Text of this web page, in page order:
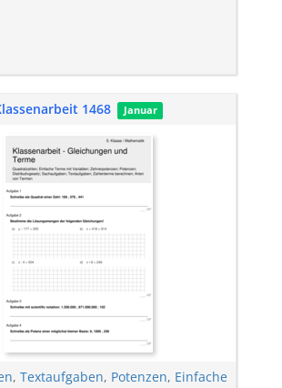
1468 Januar
, Textaufgaben, Potenzen, Einfache